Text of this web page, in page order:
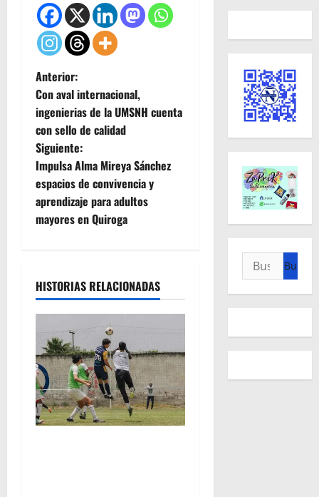
N
a
v
e
g
a
i
ó
n
d
e
Anterior:
Con aval internacional,
ingenierias de la UMSNH cuenta
con sello de calidad
Siguiente:
Impulsa Alma Mireya Sánchez
espacios de convivencia y
aprendizaje para adultos
mayores en Quiroga
HISTORIAS RELACIONADAS
Buscar: